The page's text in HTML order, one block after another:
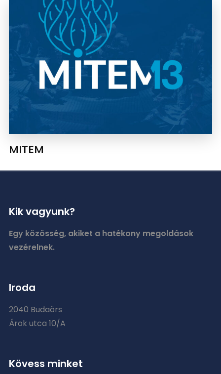
MITEM
Kik vagyunk?
Egy közösség, akiket a hatékony megoldások
vezérelnek.
Iroda
2040 Budaörs
Árok utca 10/A
Kövess minket